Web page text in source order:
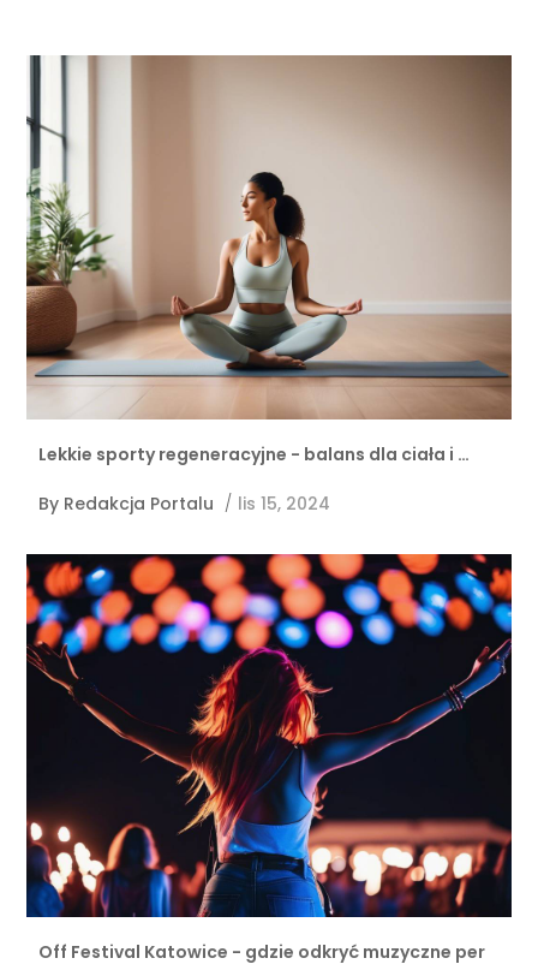
Lekkie sporty regeneracyjne - balans dla ciała i …
By Redakcja Portalu / lis 15, 2024
Off Festival Katowice - gdzie odkryć muzyczne per